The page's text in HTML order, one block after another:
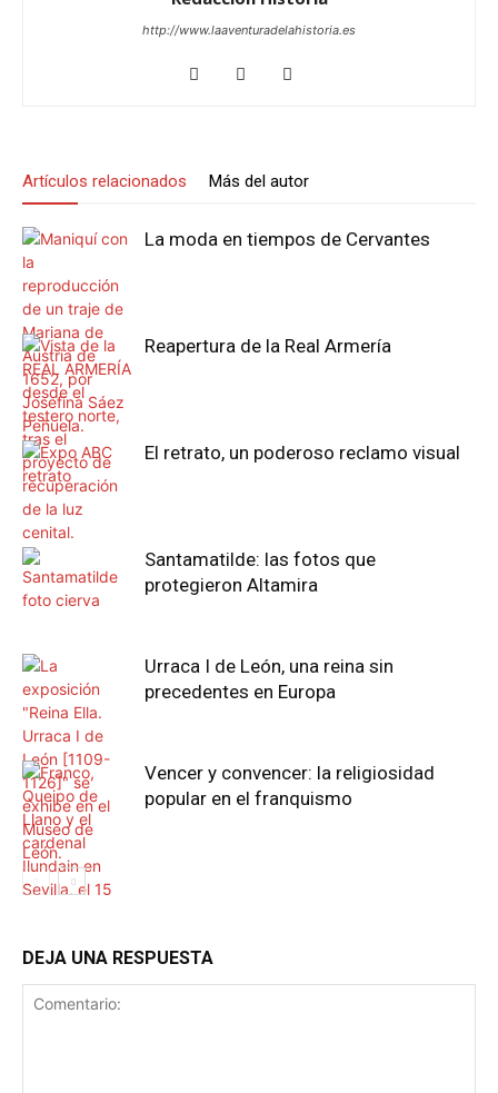
http://www.laaventuradelahistoria.es
Artículos relacionados Más del autor
La moda en tiempos de Cervantes
Reapertura de la Real Armería
El retrato, un poderoso reclamo visual
Santamatilde: las fotos que
protegieron Altamira
Urraca I de León, una reina sin
precedentes en Europa
Vencer y convencer: la religiosidad
popular en el franquismo
DEJA UNA RESPUESTA